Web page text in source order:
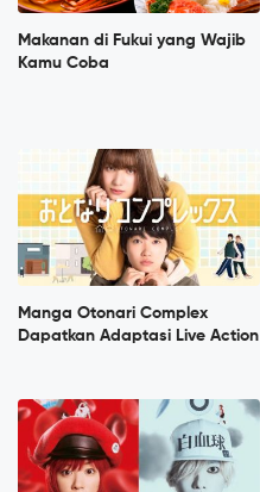
Makanan di Fukui yang Wajib
Kamu Coba
Manga Otonari Complex
Dapatkan Adaptasi Live Action